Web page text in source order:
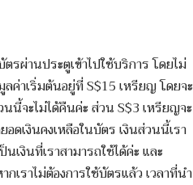
รผ่านประตูเข้าไปใช้บริการ โดยไม่
ค่าเริ่มต้นอยู่ที่ S$15 เหรียญ โดยจะ
นี้จะไม่ได้คืนค่ะ ส่วน S$3 เหรียญจะ
ดเงินคงเหลือในบัตร เงินส่วนนี้เรา
เงินที่เราสามารถใช้ได้ค่ะ และ
เราไม่ต้องการใช้บัตรแล้ว เวลาที่นำ